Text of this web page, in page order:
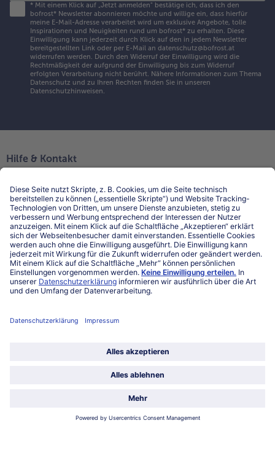
* Mit einem Klick auf „Jetzt anmelden" bestätige ich, dass ich den
bofrost* Newsletter abonnieren möchte und willige ein, dass hierfür
meine E-Mail-Adresse verarbeitet wird um exklusive Angebote, tolle
Inspirationen und Neuigkeiten rund um bofrost* zu erhalten. Diese
Einwilligung kann jederzeit durch Klick auf den in jedem Newsletter
bereitgestellten Link oder per E-Mail an datenschutz@bofrost.at
widerrufen werden. Durch den Widerruf der Einwilligung wird die
Rechtmäßigkeit der aufgrund der Einwilligung bis zum Widerruf
erfolgten Verarbeitung nicht berührt. Nähere Informationen zum Thema
Datenschutz und zu Ihren Rechten finden Sie in unseren
Datenschutzhinweisen.
Hilfe & Kontakt
Kontakt
FAQ
Service
Unternehmen